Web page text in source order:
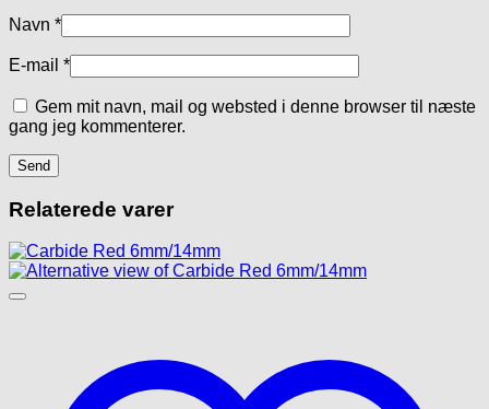
Navn *
E-mail *
Gem mit navn, mail og websted i denne browser til næste
gang jeg kommenterer.
Relaterede varer